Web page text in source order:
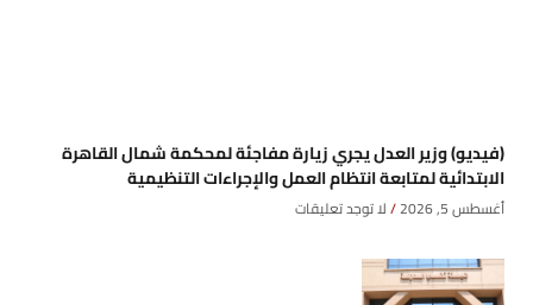
(فيديو) وزير العدل يجري زيارة مفاجئة لمحكمة شمال القاهرة
الابتدائية لمتابعة انتظام العمل والإجراءات التنظيمية
أغسطس 5, 2026 لا توجد تعليقات